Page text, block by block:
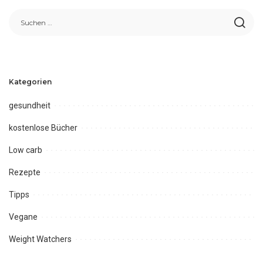
Kategorien
gesundheit
kostenlose Bücher
Low carb
Rezepte
Tipps
Vegane
Weight Watchers